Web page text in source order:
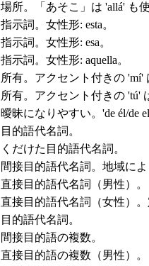
場所。「あそこ」は 'allá' も使
指示詞。女性形: esta。
指示詞。女性形: esa。
指示詞。女性形: aquella。
所有。アクセント付きの 'mí'
所有。アクセント付きの 'tú'
曖昧になりやすい。'de él/de
目的語代名詞。
くだけた目的語代名詞。
間接目的語代名詞。地域によ
直接目的語代名詞（男性）。
直接目的語代名詞（女性）
目的語代名詞。
間接目的語の複数。
直接目的語の複数（男性）。